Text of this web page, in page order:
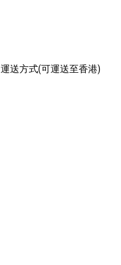
運送方式(可運送至香港)